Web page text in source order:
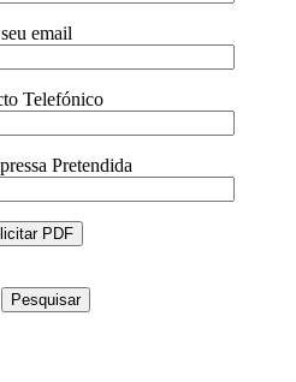
email
Telefónico
Pretendida
Pesquisar